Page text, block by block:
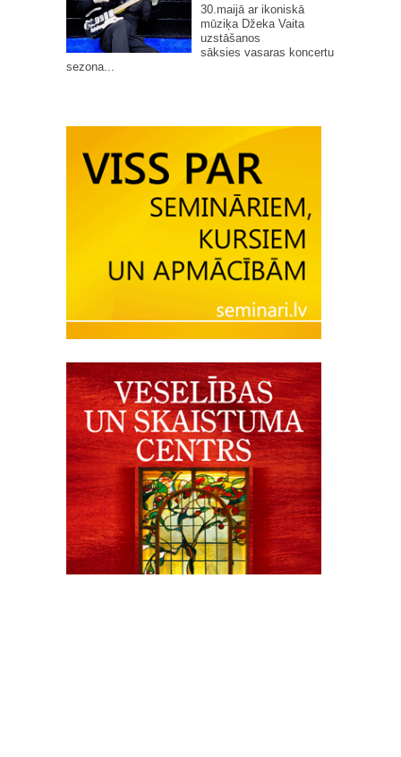
30.maijā ar ikoniskā
mūziķa Džeka Vaita
uzstāšanos
sāksies vasaras koncertu
sezona...